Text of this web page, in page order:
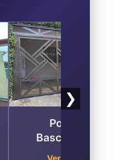
Portões
Basculantes,
Deslizantes Para
❯